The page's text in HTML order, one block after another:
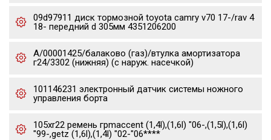
09d97911 диск тормозной toyota camry v70 17-/rav 4
18- передний d 305мм 4351206200
А/00001425/балаково (газ)/втулка амортизатора
г24/3302 (нижняя) (с наруж. насечкой)
101146231 электронный датчик системы ножного
управления борта
105xr22 ремень грmaccent (1,4l),(1,6l) "06-,(1,5l),(1,6l)
"99-,getz (1,6l),(1,4l) "02-"06****